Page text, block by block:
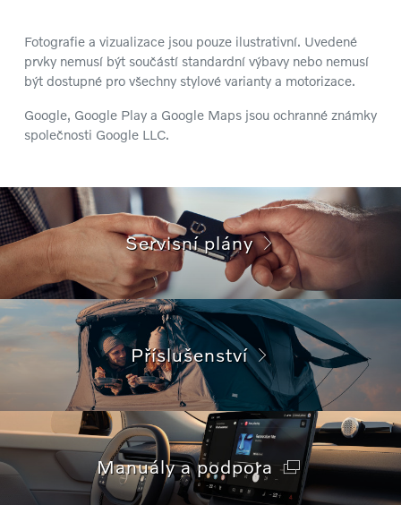
Fotografie a vizualizace jsou pouze ilustrativní. Uvedené
prvky nemusí být součástí standardní výbavy nebo nemusí
být dostupné pro všechny stylové varianty a motorizace.
Google, Google Play a Google Maps jsou ochranné známky
společnosti Google LLC.
Servisní plány
Příslušenství
Manuály a podpora